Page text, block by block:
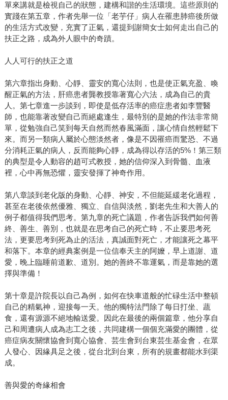
單來講就是檢視自己的狀態，建構和諧的生活環境。這些原則的
實踐在第五章，作者先舉一位「老芋仔」病人在罹患肺癌後所做
的生活方式改變，充實了正氣，還提到謝簡女士如何走出自己的
扶正之路，成為外人眼中的奇蹟。
人人可行的扶正之道
第六章指出身動、心靜、靈安的寬心法則，也是使正氣充盈、喚
醒正氣的方法，肝癌患者龔教授靠著寬心六法，成為自己的貴
人。第七章進一步談到，即使是低存活率的癌症患者如李豐醫
師，也能靠著改變自己而絕處逢生，最特別的是她的作法非常簡
單，從勉強自己笑到每天自然而然春風滿面，讓心情自然輕鬆下
來。而另一類病人屬於心態淡然者，像是不因罹癌而驚恐、不過
分消耗正氣的病人，反而能夠心靜，成為得以存活的5%！第三類
的典型是令人動容的趙可式教授，她的信仰深入到骨髓、血液
裡，心中再無恐懼，靈安發揮了神奇作用。
第八章談到老化版的身動、心靜、神安，不但能延緩老化過程，
甚至在老後依然優雅、獨立、自信與淡然，劉老先生和大善人的
例子都值得我們思考。第九章的死亡議題，作者告訴我們如何善
終、善生、善別，也就是在思考自己的死亡時，不止要思考死
法，更要思考到死為止的活法，真誠面對死亡，才能讓死之幕平
和落下。本章的經典案例是一位信奉天主的阿嬤，早上道謝、道
愛，晚上臨睡前道歉、道別。她的善終不靠運氣，而是靠她的選
擇與準備！
第十章是許院長以自己為例，如何在快車道般的忙碌生活中整頓
自己的精氣神，迎接每一天。他的獨特法門除了每日打坐、蔬
食，還有源源不絕地輸送愛。因此在最後的兩個篇章，他分享自
己和周遭病人成為志工之後，共同建構一個個充滿愛的團體，從
癌症病友關懷協會到寬心協會、芸生會到台東芸生基金會，在眾
人發心、因緣具足之後，從台北到台東，所有的規畫都能水到渠
成。
善與愛的奇緣相會